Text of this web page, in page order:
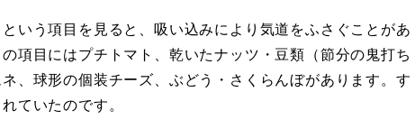
いう項目を見ると、吸い込みにより気道をふさぐことがあ
項目にはプチトマト、乾いたナッツ・豆類（節分の鬼打ち
、球形の個装チーズ、ぶどう・さくらんぼがあります。す
ていたのです。